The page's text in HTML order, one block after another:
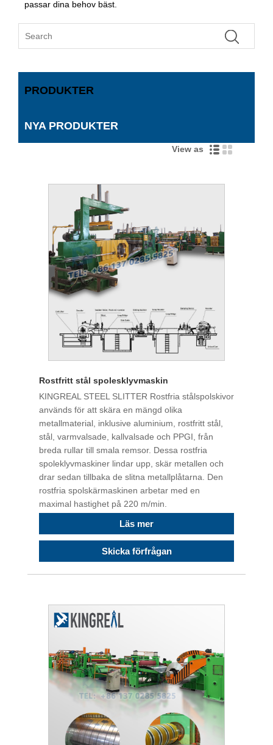
passar dina behov bäst.
PRODUKTER
NYA PRODUKTER
View as
Rostfritt stål spolesklyvmaskin
KINGREAL STEEL SLITTER Rostfria stålspolskivor
används för att skära en mängd olika
metallmaterial, inklusive aluminium, rostfritt stål,
stål, varmvalsade, kallvalsade och PPGI, från
breda rullar till smala remsor. Dessa rostfria
spoleklyvmaskiner lindar upp, skär metallen och
drar sedan tillbaka de slitna metallplåtarna. Den
rostfria spolskärmaskinen arbetar med en
maximal hastighet på 220 m/min.
Läs mer
Skicka förfrågan